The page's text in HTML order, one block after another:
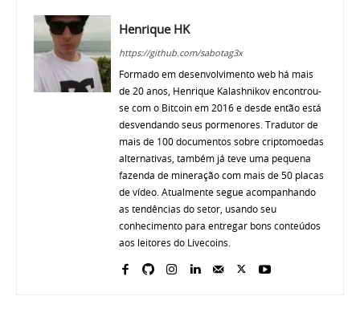
Henrique HK
https://github.com/sabotag3x
Formado em desenvolvimento web há mais
de 20 anos, Henrique Kalashnikov encontrou-
se com o Bitcoin em 2016 e desde então está
desvendando seus pormenores. Tradutor de
mais de 100 documentos sobre criptomoedas
alternativas, também já teve uma pequena
fazenda de mineração com mais de 50 placas
de vídeo. Atualmente segue acompanhando
as tendências do setor, usando seu
conhecimento para entregar bons conteúdos
aos leitores do Livecoins.